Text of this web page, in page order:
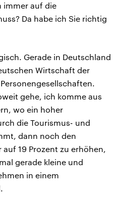
immer auf die
Da habe ich Sie richtig
Gerade in Deutschland
Wirtschaft der
gehe, ich komme aus
wo ein hoher
die Tourismus- und
dann noch den
19 Prozent zu erhöhen,
gerade kleine und
in einem